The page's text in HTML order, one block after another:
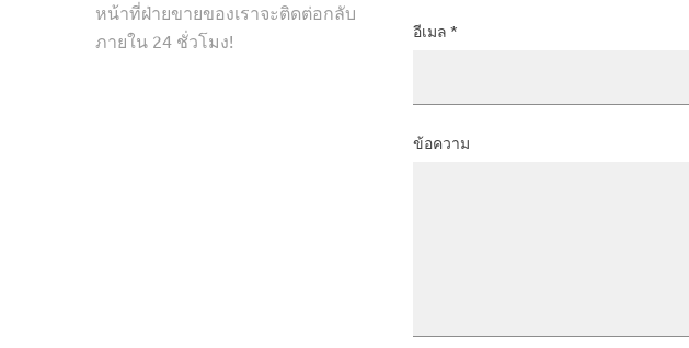
หน้าที่ฝ่ายขายของเราจะติดต่อกลับ
ภายใน 24 ชั่วโมง!
อีเมล *
ข้อความ